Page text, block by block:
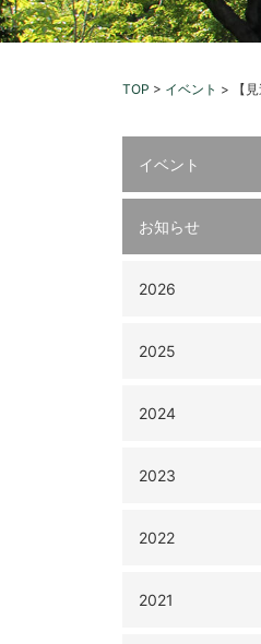
TOP > イベント > 【
イベント
お知らせ
2026
2025
2024
2023
2022
2021